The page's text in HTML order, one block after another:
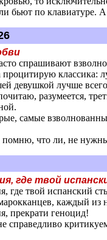
бьют по клавиатуре. А
спрашивают
процитирую классика:
девушкой лучше
разумеется,
самые
помню, что ли, не
где твой
где твой испанский
каждый из
прекрати геноцид!
справедливо